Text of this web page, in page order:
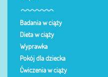
Badania w ciąży
Dieta w ciąży
Wyprawka
Pokój dla dziecka
Ćwiczenia w ciąży